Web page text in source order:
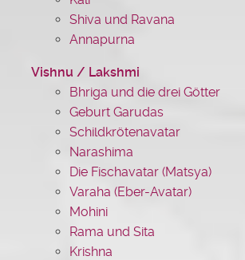
Shiva und Ravana
Annapurna
Vishnu / Lakshmi
Bhriga und die drei Götter
Geburt Garudas
Schildkrötenavatar
Narashima
Die Fischavatar (Matsya)
Varaha (Eber-Avatar)
Mohini
Rama und Sita
Krishna